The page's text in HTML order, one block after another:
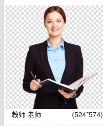
教师 老师 (524*574)